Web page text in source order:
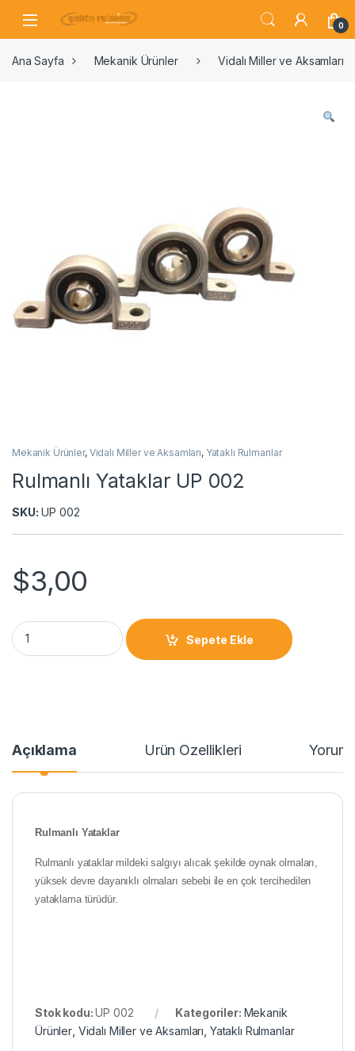
0
Ana Sayfa Mekanik Ürünler Vidalı Miller ve Aksamları
Mekanik Ürünler, Vidalı Miller ve Aksamları, Yataklı Rulmanlar
Rulmanlı Yataklar UP 002
SKU: UP 002
$3,00
Sepete Ekle
Açıklama Ürün Özellikleri
Rulmanlı Yataklar
Rulmanlı yataklar mildeki salgıyı alıcak şekilde oynak olmaları,
yüksek devre dayanıklı olmaları sebebi ile en çok tercihedilen
yataklama türüdür.
Stok kodu:UP 002 Kategoriler: Mekanik
Ürünler Vidalı Miller ve Aksamları Yataklı Rulmanlar